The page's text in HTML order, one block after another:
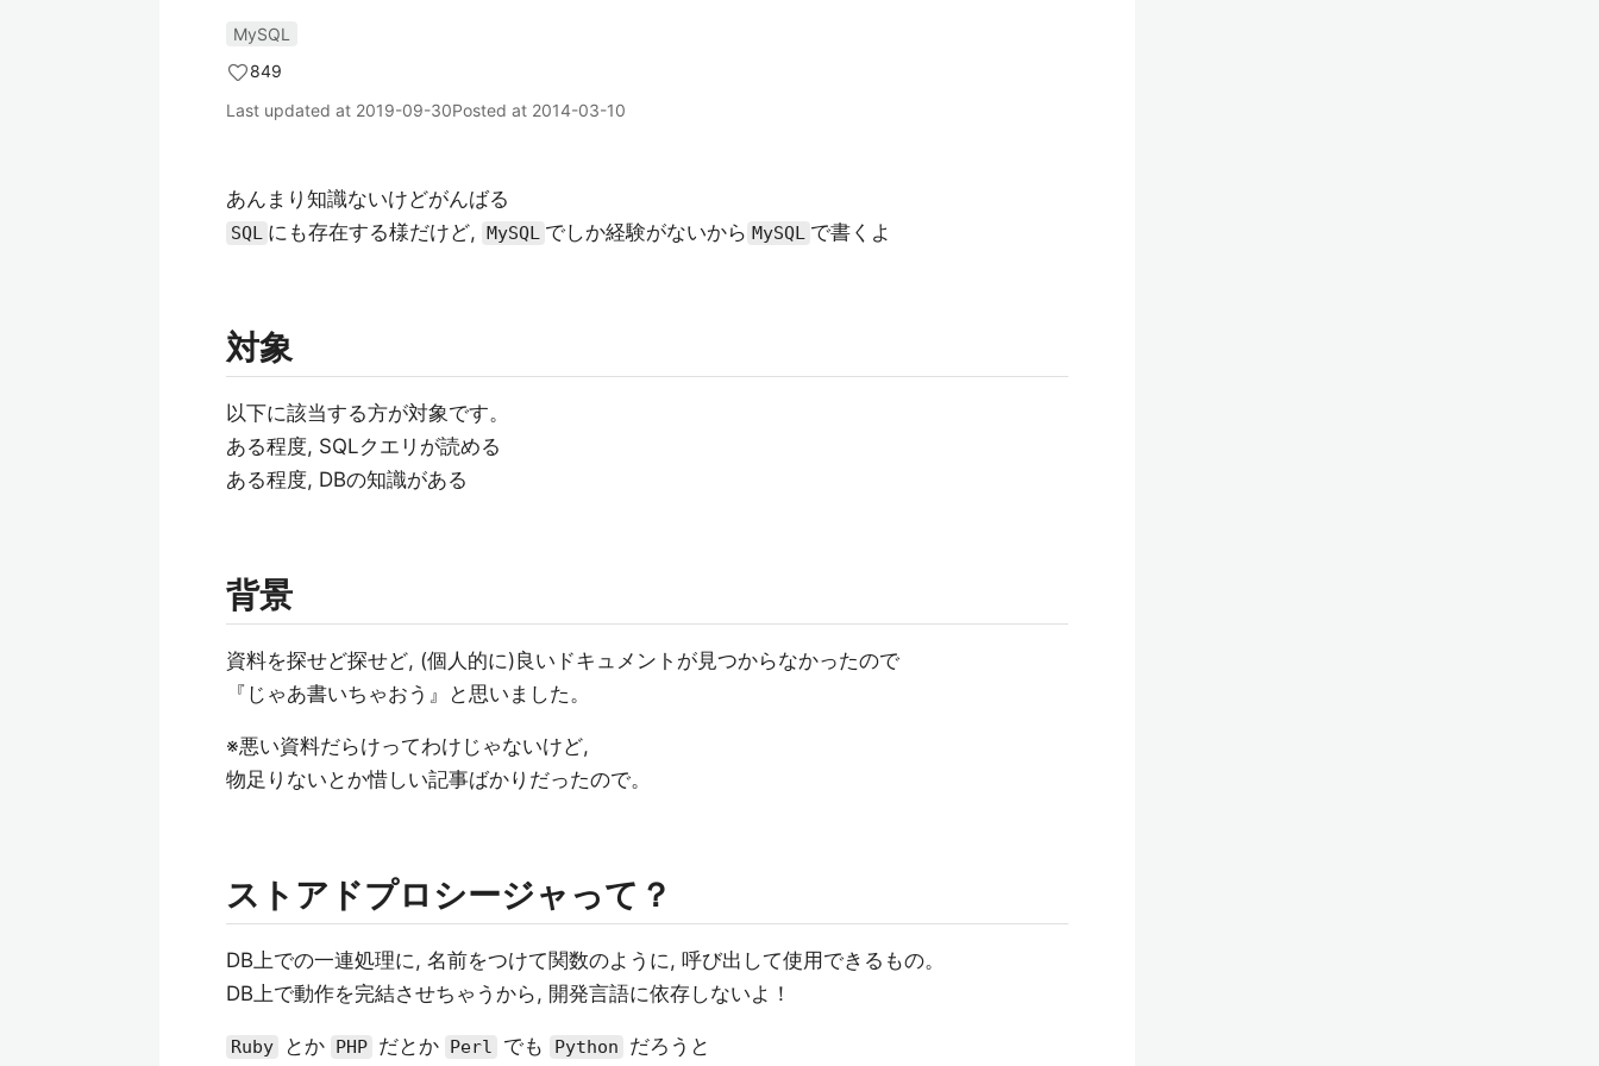
MySQL
849
Last updated at 2019-09-30Posted at 2014-03-10
あんまり知識ないけどがんばる
SQL にも存在する様だけど, MySQL でしか経験がないから MySQL で書くよ
対象
以下に該当する方が対象です。
ある程度, SQLクエリが読める
ある程度, DBの知識がある
背景
資料を探せど探せど, (個人的に)良いドキュメントが見つからなかったので
『じゃあ書いちゃおう』と思いました。
※悪い資料だらけってわけじゃないけど,
物足りないとか惜しい記事ばかりだったので。
ストアドプロシージャって？
DB上での一連処理に, 名前をつけて関数のように, 呼び出して使用できるもの。
DB上で動作を完結させちゃうから, 開発言語に依存しないよ！
Ruby とか PHP だとか Perl でも Python
だろうと